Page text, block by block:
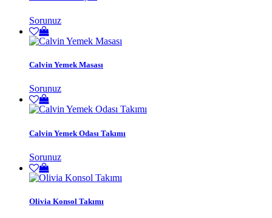
Sorunuz
Calvin Yemek Masası
Sorunuz
Calvin Yemek Odası Takımı
Sorunuz
Olivia Konsol Takımı